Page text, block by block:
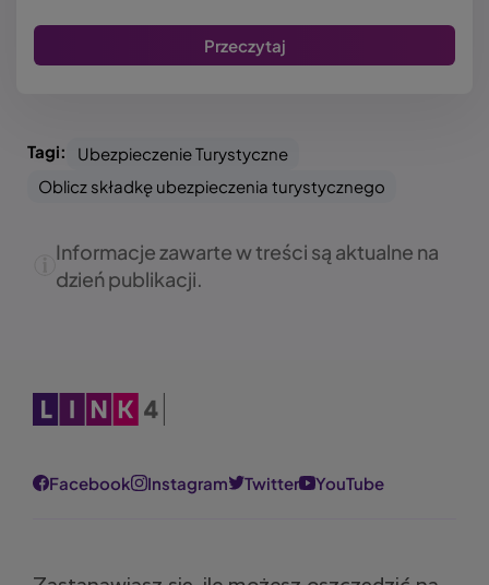
Przeczytaj
Tagi:
Ubezpieczenie Turystyczne
Oblicz składkę ubezpieczenia turystycznego
Informacje zawarte w treści są aktualne na
dzień publikacji.
Obraz
Facebook Instagram Twitter YouTube